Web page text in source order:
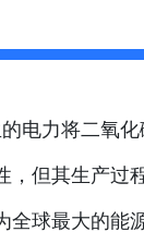
电力将二氧
但其生产过
全球最大的能